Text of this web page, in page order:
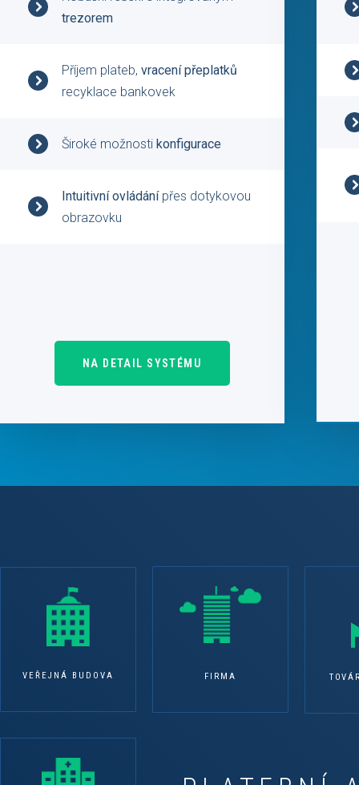
trezorem
Příjem plateb,vracení přeplatků
recyklace bankovek
Široké možnostikonfigurace
Intuitivní ovládánípřes dotykovou
obrazovku
NA DETAIL SYSTÉMU
VEŘEJNÁ BUDOVA FIRMA